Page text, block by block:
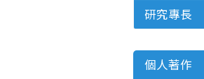
研究專長
個人著作